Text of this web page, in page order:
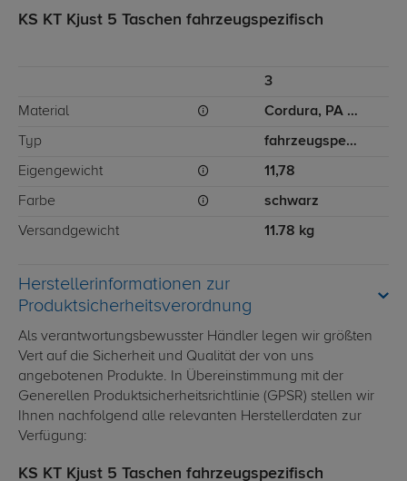
KS KT Kjust 5 Taschen fahrzeugspezifisch
3
Material Cordura, PA (Polyamid), PU (Polyurethan)
Typ fahrzeugspezifisch
Eigengewicht 11,78
Farbe schwarz
Versandgewicht 11.78 kg
Herstellerinformationen zur
Produktsicherheitsverordnung
Als verantwortungsbewusster Händler legen wir größten
Vert auf die Sicherheit und Qualität der von uns
angebotenen Produkte. In Übereinstimmung mit der
Generellen Produktsicherheitsrichtlinie (GPSR) stellen wir
Ihnen nachfolgend alle relevanten Herstellerdaten zur
Verfügung:
KS KT Kjust 5 Taschen fahrzeugspezifisch